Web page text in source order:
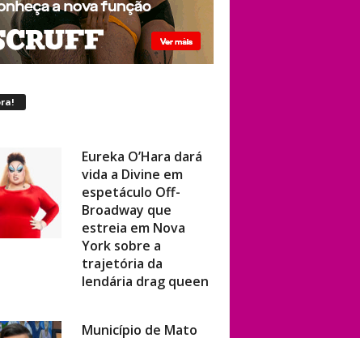
vida a Divine em
espetáculo Off-
Broadway que
estreia em Nova
York sobre a
trajetória da
lendária drag queen
Grosso e vereador